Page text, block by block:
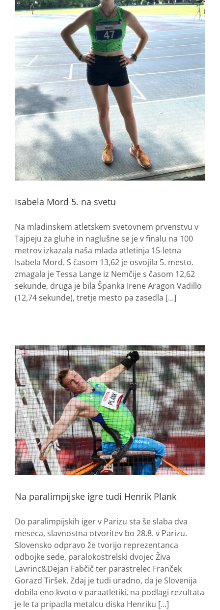
Isabela Mord 5. na svetu
Na mladinskem atletskem svetovnem prvenstvu v
Tajpeju za gluhe in naglušne se je v finalu na 100
metrov izkazala naša mlada atletinja 15-letna
Isabela Mord. S časom 13,62 je osvojila 5. mesto.
zmagala je Tessa Lange iz Nemčije s časom 12,62
sekunde, druga je bila Španka Irene Aragon Vadillo
(12,74 sekunde), tretje mesto pa zasedla [...]
Na paralimpijske igre tudi Henrik Plank
Do paralimpijskih iger v Parizu sta še slaba dva
meseca, slavnostna otvoritev bo 28.8. v Parizu.
Slovensko odpravo že tvorijo reprezentanca
odbojke sede, paralokostrelski dvojec Živa
Lavrinc&Dejan Fabčič ter parastrelec Franček
Gorazd Tiršek. Zdaj je tudi uradno, da je Slovenija
dobila eno kvoto v paraatletiki, na podlagi rezultata
je le ta pripadla metalcu diska Henriku [...]